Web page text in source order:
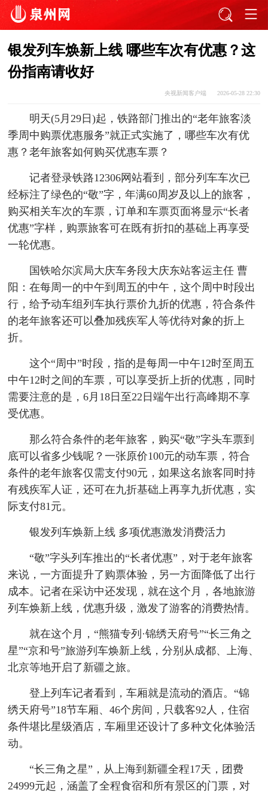
银发列车焕新上线 哪些车次有优惠？这
份指南请收好
央视新闻客户端 2026-05-28 22:30
明天(5月29日)起，铁路部门推出的“老年旅客淡
季周中购票优惠服务”就正式实施了，哪些车次有优
惠？老年旅客如何购买优惠车票？
记者登录铁路12306网站看到，部分列车车次已
经标注了绿色的“敬”字，年满60周岁及以上的旅客，
购买相关车次的车票，订单和车票页面将显示“长者
优惠”字样，购票旅客可在既有折扣的基础上再享受
一轮优惠。
国铁哈尔滨局大庆车务段大庆东站客运主任 曹
阳：在每周一的中午到周五的中午，这个周中时段出
行，给予动车组列车执行票价九折的优惠，符合条件
的老年旅客还可以叠加残疾军人等优待对象的折上
折。
这个“周中”时段，指的是每周一中午12时至周五
中午12时之间的车票，可以享受折上折的优惠，同时
需要注意的是，6月18日至22日端午出行高峰期不享
受优惠。
那么符合条件的老年旅客，购买“敬”字头车票到
底可以省多少钱呢？一张原价100元的动车票，符合
条件的老年旅客仅需支付90元，如果这名旅客同时持
有残疾军人证，还可在九折基础上再享九折优惠，实
际支付81元。
银发列车焕新上线 多项优惠激发消费活力
“敬”字头列车推出的“长者优惠”，对于老年旅客
来说，一方面提升了购票体验，另一方面降低了出行
成本。记者在采访中还发现，就在这个月，各地旅游
列车焕新上线，优惠升级，激发了游客的消费热情。
就在这个月，“熊猫专列·锦绣天府号”“长三角之
星”“京和号”旅游列车焕新上线，分别从成都、上海、
北京等地开启了新疆之旅。
登上列车记者看到，车厢就是流动的酒店。“锦
绣天府号”18节车厢、46个房间，只载客92人，住宿
条件堪比星级酒店，车厢里还设计了多种文化体验活
动。
“长三角之星”，从上海到新疆全程17天，团费
24999元起，涵盖了全程食宿和所有景区的门票，对